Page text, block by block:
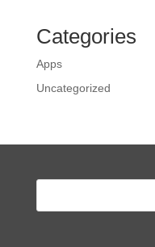
Categories
Apps
Uncategorized